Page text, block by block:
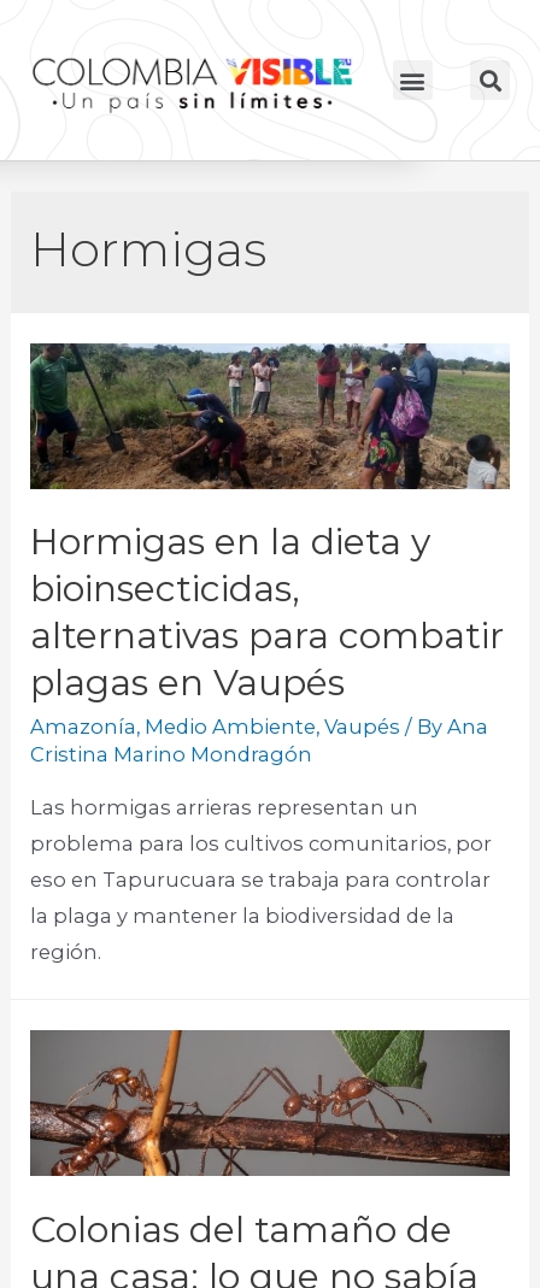
Hormigas
Hormigas en la dieta y
bioinsecticidas,
alternativas para combatir
plagas en Vaupés
Amazonía, Medio Ambiente,Vaupés / ByAna
Cristina Marino Mondragón
Las hormigas arrieras representan un
problema para los cultivos comunitarios, por
eso en Tapurucuara se trabaja para controlar
la plaga y mantener la biodiversidad de la
región.​
Colonias del tamaño de
una casa: lo que no sabía